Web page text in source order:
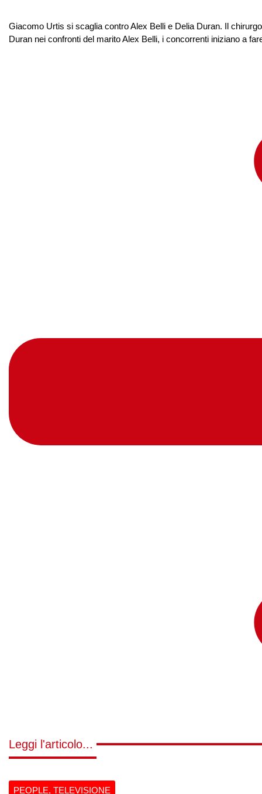
Giacomo Urtis si scaglia contro Alex Belli e Delia Duran. Il
Duran nei confronti del marito Alex Belli, i concorrenti iniziano a
Leggi l'articolo...
PEOPLE, TELEVISIONE